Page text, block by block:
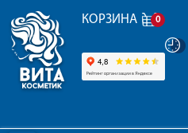
КОРЗИНА 0